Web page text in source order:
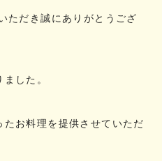
ただき誠にありがとうござ
した。
お料理を提供させていただ